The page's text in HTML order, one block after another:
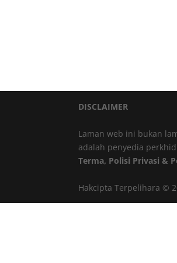
DISCLAIMER
Laman web ini bukan
adalah penyedia
Terma, Polisi Privasi &
Hakcipta Terpelihara ©